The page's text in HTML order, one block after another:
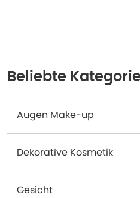
Beliebte
Augen Make-up
Dekorative Kosmetik
Gesicht